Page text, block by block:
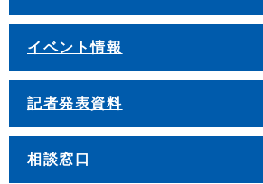
イベント情報
記者発表資料
相談窓口